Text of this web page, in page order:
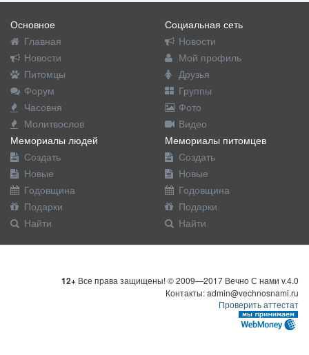
Основное
Главная
Новости
Питомцы
Форум
Часовня
Молитвослов
Социальная сеть
Новости
Мой профиль
Друзья
Группы
Фото
Видео
Мемориалы людей
Создать
Новые
Годовщина
Подарки
Найти
Мемориалы питомцев
Создать
Новые
Годовщина
Подарки
Найти
12+ Все права защищены! © 2009—2017 Вечно С нами v.4.0
Контакты: admin@vechnosnami.ru
Проверить аттестат